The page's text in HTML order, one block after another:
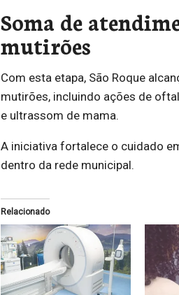
Soma de
mutirões
Com esta etapa, São Roque
mutirões, incluindo ações de
e ultrassom de mama.
A iniciativa fortalece o cuidado
dentro da rede municipal.
Relacionado